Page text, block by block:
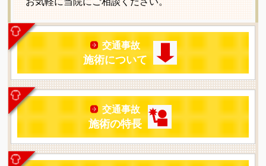
交通事故
施術について
交通事故
施術の特長